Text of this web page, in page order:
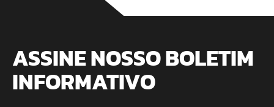
ASSINE NOSSO BOLETIM
INFORMATIVO